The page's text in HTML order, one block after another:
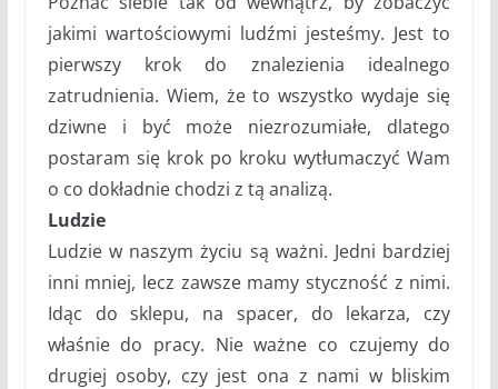
jakimi wartościowymi ludźmi jesteśmy. Jest to
pierwszy krok do znalezienia idealnego
zatrudnienia. Wiem, że to wszystko wydaje się
dziwne i być może niezrozumiałe, dlatego
postaram się krok po kroku wytłumaczyć Wam
o co dokładnie chodzi z tą analizą.
Ludzie
Ludzie w naszym życiu są ważni. Jedni bardziej
inni mniej, lecz zawsze mamy styczność z nimi.
Idąc do sklepu, na spacer, do lekarza, czy
właśnie do pracy. Nie ważne co czujemy do
drugiej osoby, czy jest ona z nami w bliskim